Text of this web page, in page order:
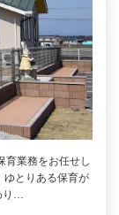
育業務をお任せし
ゆとりある保育が
り…